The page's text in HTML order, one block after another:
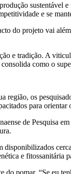
e se
do projeto vai
e tradição. A
como o
os
para
de Pesquisa
e fitossanitária
pomar. “Se eu